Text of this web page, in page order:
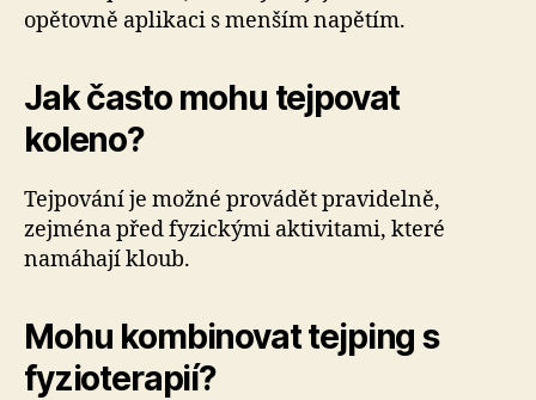
opětovně aplikaci s menším napětím.
Jak často mohu tejpovat
koleno?
Tejpování je možné provádět pravidelně,
zejména před fyzickými aktivitami, které
namáhají kloub.
Mohu kombinovat tejping s
fyzioterapií?